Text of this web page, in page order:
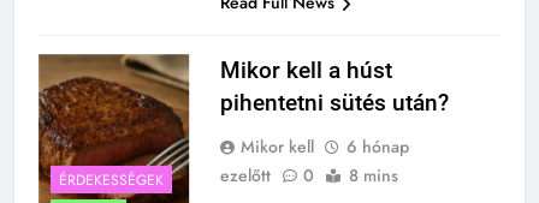
ÉRDEKESSÉGEK
Mikor kell a húst
pihentetni sütés után?
Mikor kell
6 hónap
ezelőtt
0 8 mins